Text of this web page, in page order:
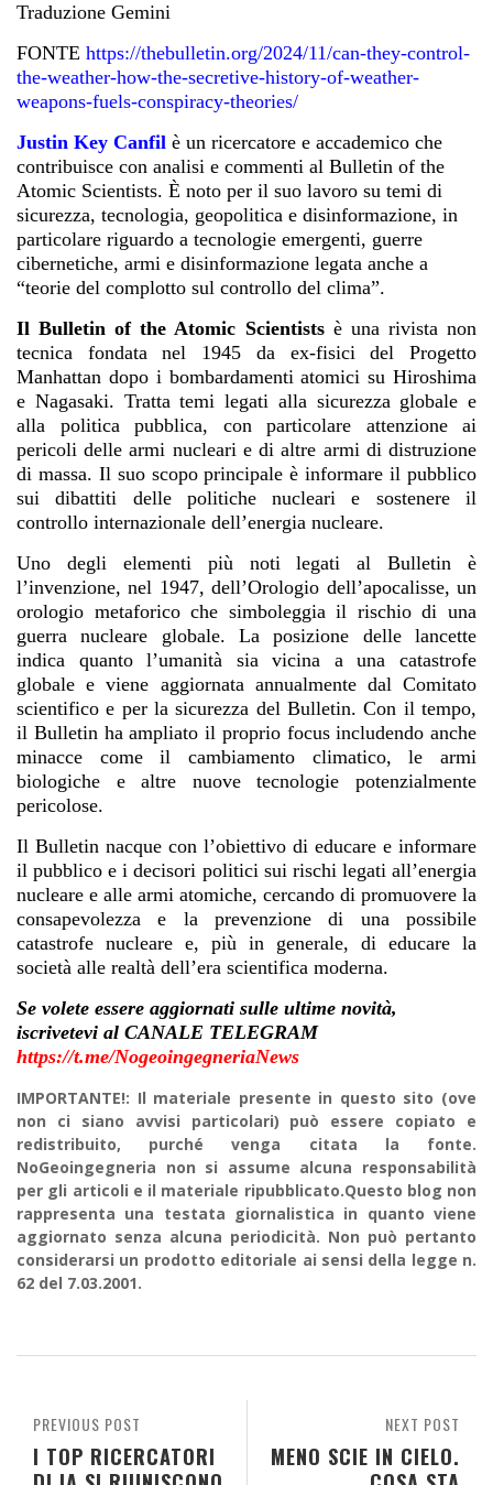
Traduzione Gemini
FONTE https://thebulletin.org/2024/11/can-they-control-
the-weather-how-the-secretive-history-of-weather-
weapons-fuels-conspiracy-theories/
Justin Key Canfil è un ricercatore e accademico che
contribuisce con analisi e commenti al Bulletin of the
Atomic Scientists. È noto per il suo lavoro su temi di
sicurezza, tecnologia, geopolitica e disinformazione, in
particolare riguardo a tecnologie emergenti, guerre
cibernetiche, armi e disinformazione legata anche a
“teorie del complotto sul controllo del clima”.
Il Bulletin of the Atomic Scientistsè una rivista non
tecnica fondata nel 1945 da ex-fisici del Progetto
Manhattan dopo i bombardamenti atomici su Hiroshima
e Nagasaki. Tratta temi legati alla sicurezza globale e
alla politica pubblica, con particolare attenzione ai
pericoli delle armi nucleari e di altre armi di distruzione
di massa. Il suo scopo principale è informare il pubblico
sui dibattiti delle politiche nucleari e sostenere il
controllo internazionale dell’energia nucleare.
Uno degli elementi più noti legati al Bulletin è
l’invenzione, nel 1947, dell’Orologio dell’apocalisse, un
orologio metaforico che simboleggia il rischio di una
guerra nucleare globale. La posizione delle lancette
indica quanto l’umanità sia vicina a una catastrofe
globale e viene aggiornata annualmente dal Comitato
scientifico e per la sicurezza del Bulletin. Con il tempo,
il Bulletin ha ampliato il proprio focus includendo anche
minacce come il cambiamento climatico, le armi
biologiche e altre nuove tecnologie potenzialmente
pericolose.
Il Bulletin nacque con l’obiettivo di educare e informare
il pubblico e i decisori politici sui rischi legati all’energia
nucleare e alle armi atomiche, cercando di promuovere la
consapevolezza e la prevenzione di una possibile
catastrofe nucleare e, più in generale, di educare la
società alle realtà dell’era scientifica moderna.
Se volete essere aggiornati sulle ultime novità,
iscrivetevi al CANALE TELEGRAM
https://t.me/NogeoingegneriaNews
IMPORTANTE!: Il materiale presente in questo sito (ove
non ci siano avvisi particolari) può essere copiato e
redistribuito, purché venga citata la fonte.
NoGeoingegneria non si assume alcuna responsabilità
per gli articoli e il materiale ripubblicato.Questo blog non
rappresenta una testata giornalistica in quanto viene
aggiornato senza alcuna periodicità. Non può pertanto
considerarsi un prodotto editoriale ai sensi della legge n.
62 del 7.03.2001.
NEXT POST
MENO SCIE IN CIELO.
PREVIOUS POST
I TOP RICERCATORI